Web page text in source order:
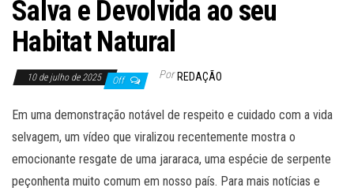
Salva e Devolvida ao seu
Habitat Natural
10 de julho de 2025 Off Por REDAÇÃO
Em uma demonstração notável de respeito e cuidado com a vida
selvagem, um vídeo que viralizou recentemente mostra o
emocionante resgate de uma jararaca, uma espécie de serpente
peçonhenta muito comum em nosso país. Para mais notícias e